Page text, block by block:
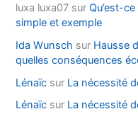
luxa luxa07 sur Qu’est-
simple et exemple
Ida Wunsch sur Hausse
quelles conséquences
Lénaïc sur La nécessité
Lénaïc sur La nécessité